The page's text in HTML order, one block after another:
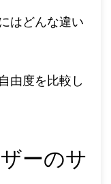
はどんな違い
由度を比較し
ーのサ